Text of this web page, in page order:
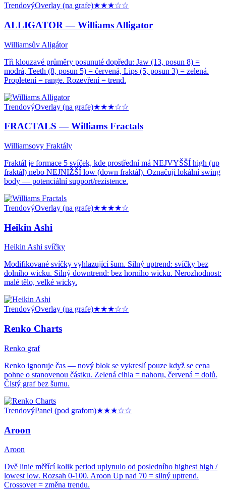
TrendovýOverlay (na grafe)★★★☆☆
ALLIGATOR —Williams Alligator
Williamsův Aligátor
Tři klouzavé průměry posunuté dopředu: Jaw (13, posun 8) =
modrá, Teeth (8, posun 5) = červená, Lips (5, posun 3) = zelená.
Propletení = range. Rozevření = trend.
TrendovýOverlay (na grafe)★★★☆☆
FRACTALS —Williams Fractals
Williamsovy Fraktály
Fraktál je formace 5 svíček, kde prostřední má NEJVYŠŠÍ high (up
fraktál) nebo NEJNIŽŠÍ low (down fraktál). Označují lokální swing
body — potenciální support/rezistence.
TrendovýOverlay (na grafe)★★★★☆
Heikin Ashi
Heikin Ashi svíčky
Modifikované svíčky vyhlazující šum. Silný uptrend: svíčky bez
dolního wicku. Silný downtrend: bez horního wicku. Nerozhodnost:
malé tělo, velké wicky.
TrendovýOverlay (na grafe)★★★☆☆
Renko Charts
Renko graf
Renko ignoruje čas — nový blok se vykreslí pouze když se cena
pohne o stanovenou částku. Zelená cihla = nahoru, červená = dolů.
Čistý graf bez šumu.
TrendovýPanel (pod grafom)★★★☆☆
Aroon
Aroon
Dvě linie měřící kolik period uplynulo od posledního highest high /
lowest low. Rozsah 0-100. Aroon Up nad 70 = silný uptrend.
Crossover = změna trendu.